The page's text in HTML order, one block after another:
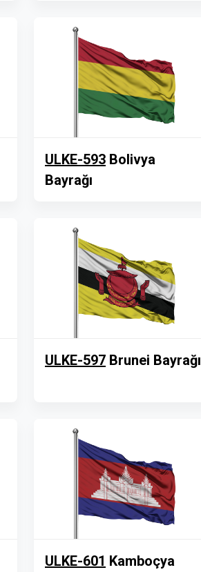
ULKE-593 Bolivya
Bayrağı
ULKE-597 Brunei Bayrağı
ULKE-601 Kamboçya